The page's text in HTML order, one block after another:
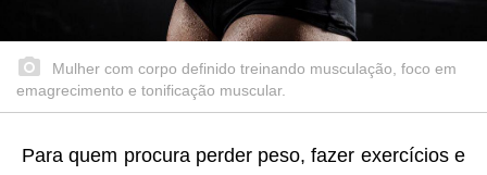
Mulher com corpo definido treinando musculação, foco em
emagrecimento e tonificação muscular.
Para quem procura perder peso, fazer exercícios e